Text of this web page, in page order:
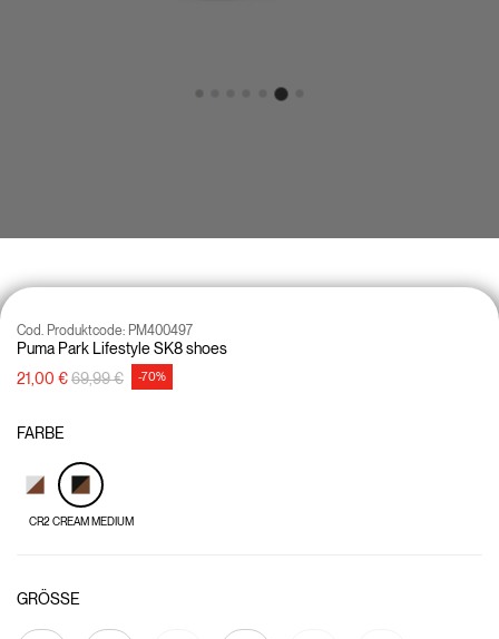
Puma Park Lifestyle SK8 shoes
Cod. Produktcode: PM400497
21,00 €Preisreduzierung von
69,99 €auf-70%
FARBE
CR2 CREAM MEDIUM
GRÖSSE